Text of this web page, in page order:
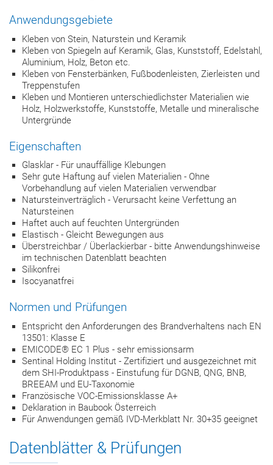
Anwendungsgebiete
Kleben von Stein, Naturstein und Keramik
Kleben von Spiegeln auf Keramik, Glas, Kunststoff, Edelstahl,
Aluminium, Holz, Beton etc.
Kleben von Fensterbänken, Fußbodenleisten, Zierleisten und
Treppenstufen
Kleben und Montieren unterschiedlichster Materialien wie
Holz, Holzwerkstoffe, Kunststoffe, Metalle und mineralische
Untergründe
Eigenschaften
Glasklar - Für unauffällige Klebungen
Sehr gute Haftung auf vielen Materialien - Ohne
Vorbehandlung auf vielen Materialien verwendbar
Natursteinverträglich - Verursacht keine Verfettung an
Natursteinen
Haftet auch auf feuchten Untergründen
Elastisch - Gleicht Bewegungen aus
Überstreichbar / Überlackierbar - bitte Anwendungshinweise
im technischen Datenblatt beachten
Silikonfrei
Isocyanatfrei
Normen und Prüfungen
Entspricht den Anforderungen des Brandverhaltens nach EN
13501: Klasse E
EMICODE® EC 1 Plus - sehr emissionsarm
Sentinal Holding Institut - Zertifiziert und ausgezeichnet mit
dem SHI-Produktpass - Einstufung für DGNB, QNG, BNB,
BREEAM und EU-Taxonomie
Französische VOC-Emissionsklasse A+
Deklaration in Baubook Österreich
Für Anwendungen gemäß IVD-Merkblatt Nr. 30+35 geeignet
Datenblätter & Prüfungen